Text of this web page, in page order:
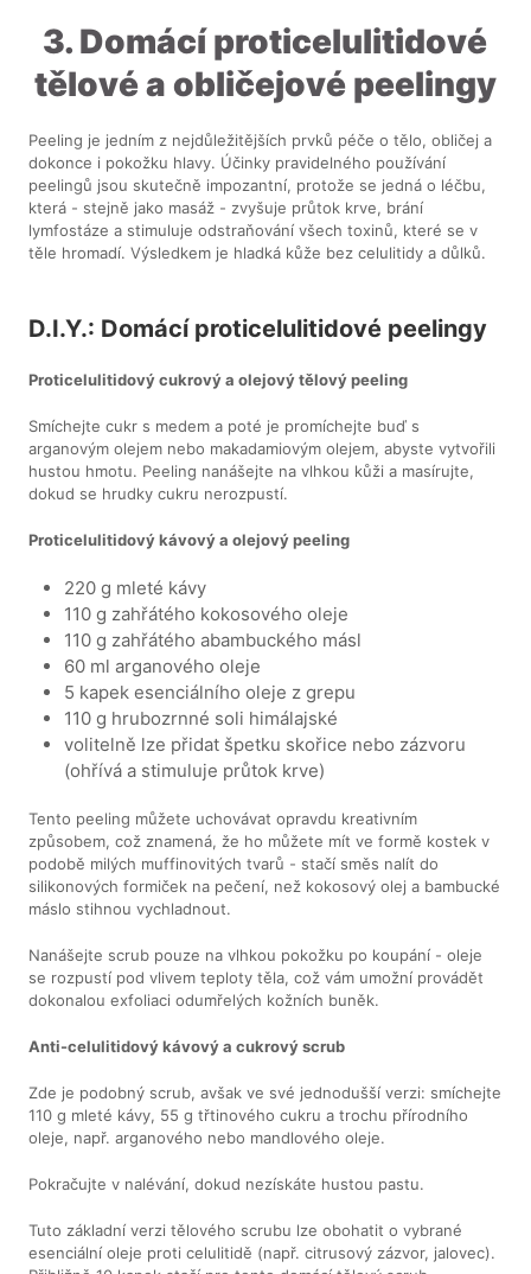
3. Domácí proticelulitidové
tělové a obličejové peelingy
Peeling je jedním z nejdůležitějších prvků péče o tělo, obličej a
dokonce i pokožku hlavy. Účinky pravidelného používání
peelingů jsou skutečně impozantní, protože se jedná o léčbu,
která - stejně jako masáž - zvyšuje průtok krve, brání
lymfostáze a stimuluje odstraňování všech toxinů, které se v
těle hromadí. Výsledkem je hladká kůže bez celulitidy a důlků.
D.I.Y.: Domácí proticelulitidové peelingy
Proticelulitidový cukrový a olejový tělový peeling
Smíchejte cukr s medem a poté je promíchejte buď s
arganovým olejem nebo makadamiovým olejem, abyste vytvořili
hustou hmotu. Peeling nanášejte na vlhkou kůži a masírujte,
dokud se hrudky cukru nerozpustí.
Proticelulitidový kávový a olejový peeling
220 g mleté kávy
110 g zahřátého kokosového oleje
110 g zahřátého abambuckého másl
60 ml arganového oleje
5 kapek esenciálního oleje z grepu
110 g hrubozrnné soli himálajské
volitelně lze přidat špetku skořice nebo zázvoru
(ohřívá a stimuluje průtok krve)
Tento peeling můžete uchovávat opravdu kreativním
způsobem, což znamená, že ho můžete mít ve formě kostek v
podobě milých muffinovitých tvarů - stačí směs nalít do
silikonových formiček na pečení, než kokosový olej a bambucké
máslo stihnou vychladnout.
Nanášejte scrub pouze na vlhkou pokožku po koupání - oleje
se rozpustí pod vlivem teploty těla, což vám umožní provádět
dokonalou exfoliaci odumřelých kožních buněk.
Anti-celulitidový kávový a cukrový scrub
Zde je podobný scrub, avšak ve své jednodušší verzi: smíchejte
110 g mleté kávy, 55 g třtinového cukru a trochu přírodního
oleje, např. arganového nebo mandlového oleje.
Pokračujte v nalévání, dokud nezískáte hustou pastu.
Tuto základní verzi tělového scrubu lze obohatit o vybrané
esenciální oleje proti celulitidě (např. citrusový zázvor, jalovec).